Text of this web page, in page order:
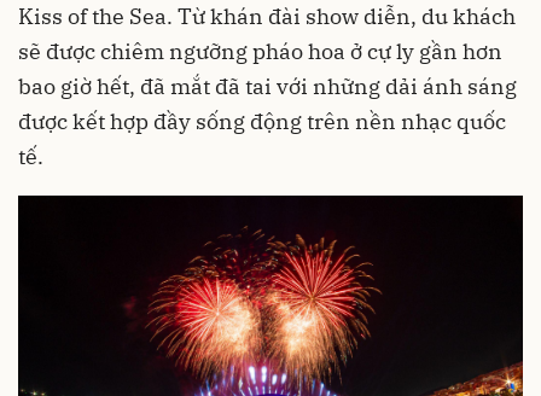
Kiss of the Sea. Từ khán đài show diễn, du khách
sẽ được chiêm ngưỡng pháo hoa ở cự ly gần hơn
bao giờ hết, đã mắt đã tai với những dải ánh sáng
được kết hợp đầy sống động trên nền nhạc quốc
tế.